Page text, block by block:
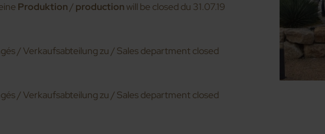
Produktion /productionwill be closed du 31.07.19
/ Verkaufsabteilung zu / Sales department closed
/ Verkaufsabteilung zu / Sales department closed